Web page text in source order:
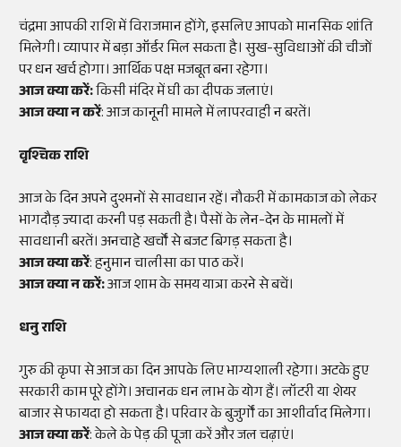
चंद्रमा आपकी राशि में विराजमान होंगे, इसलिए आपको मानसिक शांति
मिलेगी। व्यापार में बड़ा ऑर्डर मिल सकता है। सुख-सुविधाओं की चीजों
पर धन खर्च होगा। आर्थिक पक्ष मजबूत बना रहेगा।
आज क्या करें:किसी मंदिर में घी का दीपक जलाएं।
आज क्या न करें: आज कानूनी मामले में लापरवाही न बरतें।
वृश्चिक राशि
आज के दिन अपने दुश्मनों से सावधान रहें। नौकरी में कामकाज को लेकर
भागदौड़ ज्यादा करनी पड़ सकती है। पैसों के लेन-देन के मामलों में
सावधानी बरतें। अनचाहे खर्चों से बजट बिगड़ सकता है।
आज क्या करें: हनुमान चालीसा का पाठ करें।
आज क्या न करें:आज शाम के समय यात्रा करने से बचें।
धनु राशि
गुरु की कृपा से आज का दिन आपके लिए भाग्यशाली रहेगा। अटके हुए
सरकारी काम पूरे होंगे। अचानक धन लाभ के योग हैं। लॉटरी या शेयर
बाजार से फायदा हो सकता है। परिवार के बुजुर्गों का आशीर्वाद मिलेगा।
आज क्या करें: केले के पेड़ की पूजा करें और जल चढ़ाएं।